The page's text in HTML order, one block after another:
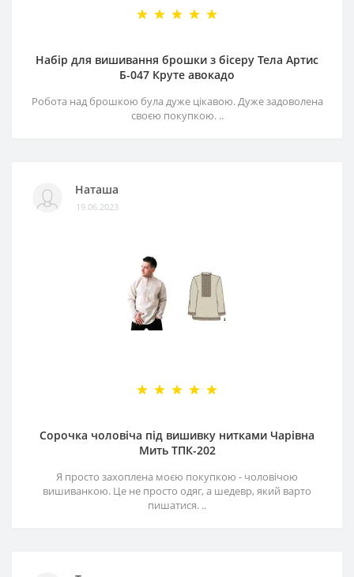
Набір для вишивання брошки з бісеру Тела Артис
Б-047 Круте авокадо
Робота над брошкою була дуже цікавою. Дуже задоволена
своєю покупкою. ..
Наташа
19.06.2023
Сорочка чоловіча під вишивку нитками Чарівна
Мить ТПК-202
Я просто захоплена моєю покупкою - чоловічою
вишиванкою. Це не просто одяг, а шедевр, який варто
пишатися. ..